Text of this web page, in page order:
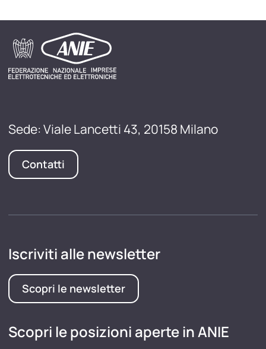
Sede: Viale Lancetti 43, 20158 Milano
Contatti
Iscriviti alle newsletter
Scopri le newsletter
Scopri le posizioni aperte in ANIE